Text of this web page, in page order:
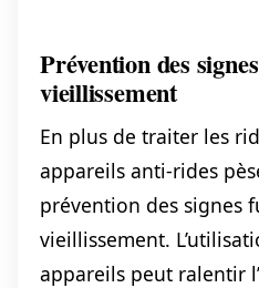
Prévention des
vieillissement
En plus de traiter les
appareils anti-rides
prévention des signes
vieillissement.
appareils peut ralentir